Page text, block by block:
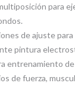
para
de ajuste
pintura
entrenamiento
de fuerza,